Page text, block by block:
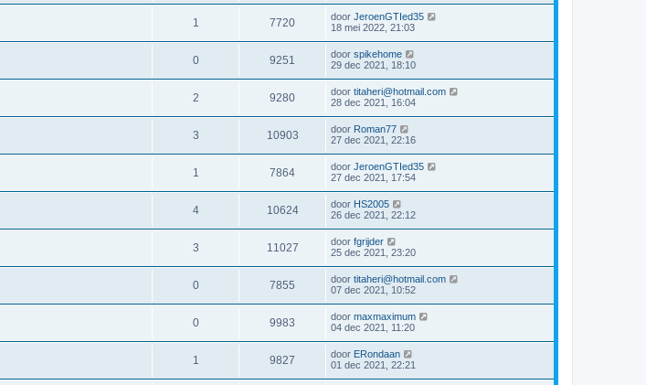
1 7720 door JeroenGTIed35
18 mei 2022, 21:03
0 9251 door spikehome
29 dec 2021, 18:10
2 9280 door titaheri@hotmail.com
28 dec 2021, 16:04
3 10903 door Roman77
27 dec 2021, 22:16
1 7864 door JeroenGTIed35
27 dec 2021, 17:54
4 10624 door HS2005
26 dec 2021, 22:12
3 11027 door fgrijder
25 dec 2021, 23:20
0 7855 door titaheri@hotmail.com
07 dec 2021, 10:52
0 9983 door maxmaximum
04 dec 2021, 11:20
1 9827 door ERondaan
01 dec 2021, 22:21